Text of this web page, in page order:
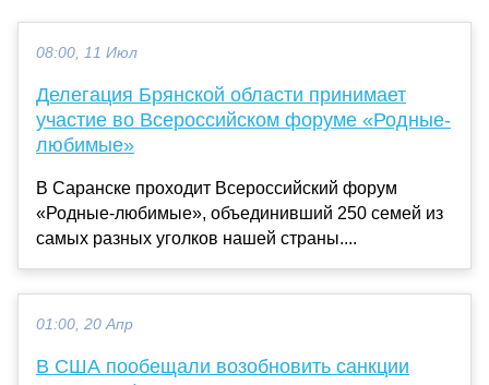
08:00, 11 Июл
Делегация Брянской области принимает
участие во Всероссийском форуме «Родные-
любимые»
В Саранске проходит Всероссийский форум
«Родные-любимые», объединивший 250 семей из
самых разных уголков нашей страны....
01:00, 20 Апр
В США пообещали возобновить санкции